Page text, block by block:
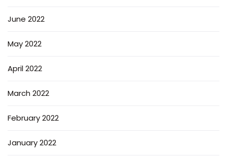
June 2022
May 2022
April 2022
March 2022
February 2022
January 2022